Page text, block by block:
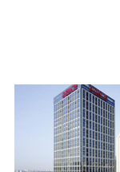
从监控主机上获
只能接6台，超过